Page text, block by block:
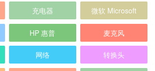
充电器 微软 Microsoft
HP 惠普 麦克风
网络 转换头